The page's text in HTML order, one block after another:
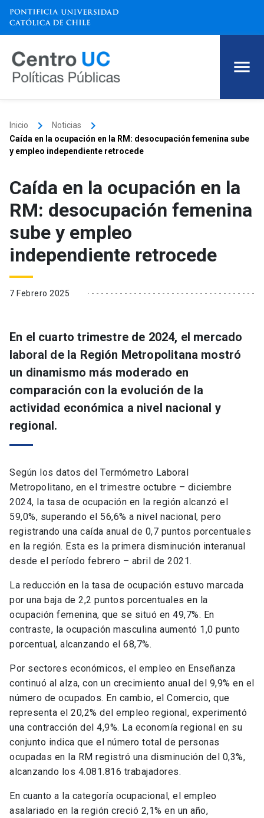
Inicio keyboard_arrow_right Noticias keyboard_arrow_right
Caída en la ocupación en la RM: desocupación femenina sube
y empleo independiente retrocede
Caída en la ocupación en la
RM: desocupación femenina
sube y empleo
independiente retrocede
7 Febrero 2025
En el cuarto trimestre de 2024, el mercado
laboral de la Región Metropolitana mostró
un dinamismo más moderado en
comparación con la evolución de la
actividad económica a nivel nacional y
regional.
Según los datos del Termómetro Laboral
Metropolitano, en el trimestre octubre – diciembre
2024, la tasa de ocupación en la región alcanzó el
59,0%, superando el 56,6% a nivel nacional, pero
registrando una caída anual de 0,7 puntos porcentuales
en la región. Esta es la primera disminución interanual
desde el período febrero – abril de 2021.
La reducción en la tasa de ocupación estuvo marcada
por una baja de 2,2 puntos porcentuales en la
ocupación femenina, que se situó en 49,7%. En
contraste, la ocupación masculina aumentó 1,0 punto
porcentual, alcanzando el 68,7%.
Por sectores económicos, el empleo en Enseñanza
continuó al alza, con un crecimiento anual del 9,9% en el
número de ocupados. En cambio, el Comercio, que
representa el 20,2% del empleo regional, experimentó
una contracción del 4,9%. La economía regional en su
conjunto indica que el número total de personas
ocupadas en la RM registró una disminución del 0,3%,
alcanzando los 4.081.816 trabajadores.
En cuanto a la categoría ocupacional, el empleo
asalariado en la región creció 2,1% en un año,